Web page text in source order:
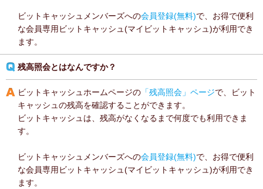
ビットキャッシュメンバーズへの会員登録(無料)で、お得で便利
な会員専用ビットキャッシュ(マイビットキャッシュ)が利用でき
ます。
残高照会とはなんですか？
ビットキャッシュホームページの 「残高照会」ページで、ビット
キャッシュの残高を確認することができます。
ビットキャッシュは、残高がなくなるまで何度でも利用できま
す。
ビットキャッシュメンバーズへの会員登録(無料)で、お得で便利
な会員専用ビットキャッシュ(マイビットキャッシュ)が利用でき
ます。